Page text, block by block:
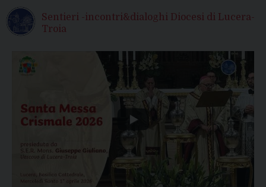
Sentieri -incontri&dialoghi Diocesi di Lucera-
Troia